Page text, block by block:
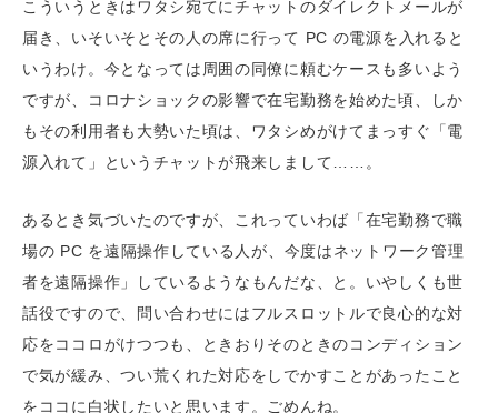
こういうときはワタシ宛てにチャットのダイレクトメールが
届き、いそいそとその人の席に行って PC の電源を入れると
いうわけ。今となっては周囲の同僚に頼むケースも多いよう
ですが、コロナショックの影響で在宅勤務を始めた頃、しか
もその利用者も大勢いた頃は、ワタシめがけてまっすぐ「電
源入れて」というチャットが飛来しまして……。
あるとき気づいたのですが、これっていわば「在宅勤務で職
場の PC を遠隔操作している人が、今度はネットワーク管理
者を遠隔操作」しているようなもんだな、と。いやしくも世
話役ですので、問い合わせにはフルスロットルで良心的な対
応をココロがけつつも、ときおりそのときのコンディション
で気が緩み、つい荒くれた対応をしでかすことがあったこと
をココに白状したいと思います。ごめんね。